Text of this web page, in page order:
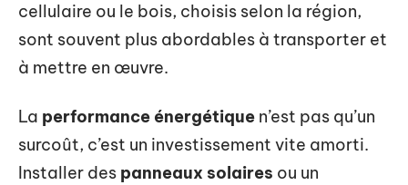
cellulaire ou le bois, choisis selon la région,
sont souvent plus abordables à transporter et
à mettre en œuvre.
La performance énergétique n’est pas qu’un
surcoût, c’est un investissement vite amorti.
Installer des panneaux solaires ou un